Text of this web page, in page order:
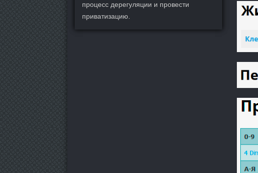
процесс дерегуляции и провести
приватизацию.